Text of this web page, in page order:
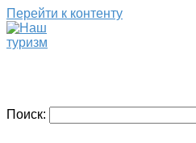
Перейти к контенту
Поиск: